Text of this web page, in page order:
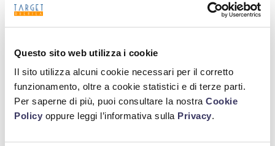
Questo sito web utilizza i cookie
Il sito utilizza alcuni cookie necessari per il corretto
funzionamento, oltre a cookie statistici e di terze parti.
Per saperne di più, puoi consultare la nostra Cookie
Policy oppure leggi l’informativa sulla Privacy.
Brok
POWWER Sugar Free